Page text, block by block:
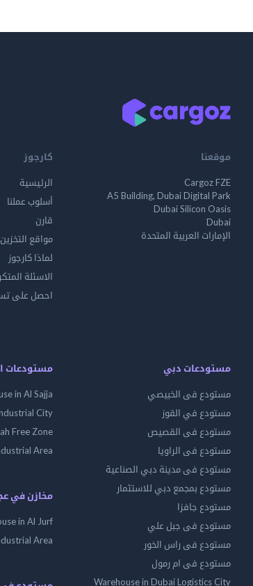
موقعنا
Cargoz FZE
A5 Building, Dubai Digital Park
Dubai Silicon Oasis
Dubai
الإمارات العربية المتحدة
كارجوز
الرئيسية
أسلوب عملنا
قارن
مواقع التخزين
لماذا كارجوز
الاسئلة
احصل على
مستودعات دبي
مستودع فى الخبيصي
مستودع في القوز
مستودع فى القصيص
مستودع فى الراويا
مستودع فى مدينة دبي الصناعية
مستودع بمجمع دبي للاستثمار
مستودع جافزا
مستودع فى جبل علي
مستودع فى راس الخور
مستودع فى ام رمول
Warehouse in Dubai Logistics City
مستودعات
in Al Sajja
City
Free Zone
Area
مخازن في
in Al Jurf
Area